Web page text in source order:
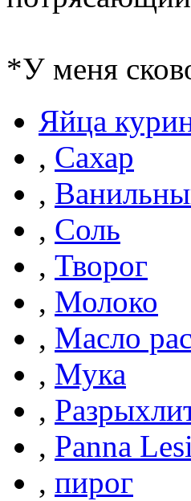
*У меня
Яйца
, Сахар
,
, Соль
, Творог
, Молоко
, Масло
, Мука
,
, Panna
, пирог